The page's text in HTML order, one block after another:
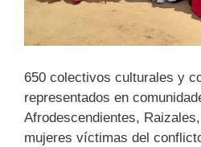
650 colectivos culturales y
representados en
Afrodescendientes,
mujeres víctimas del